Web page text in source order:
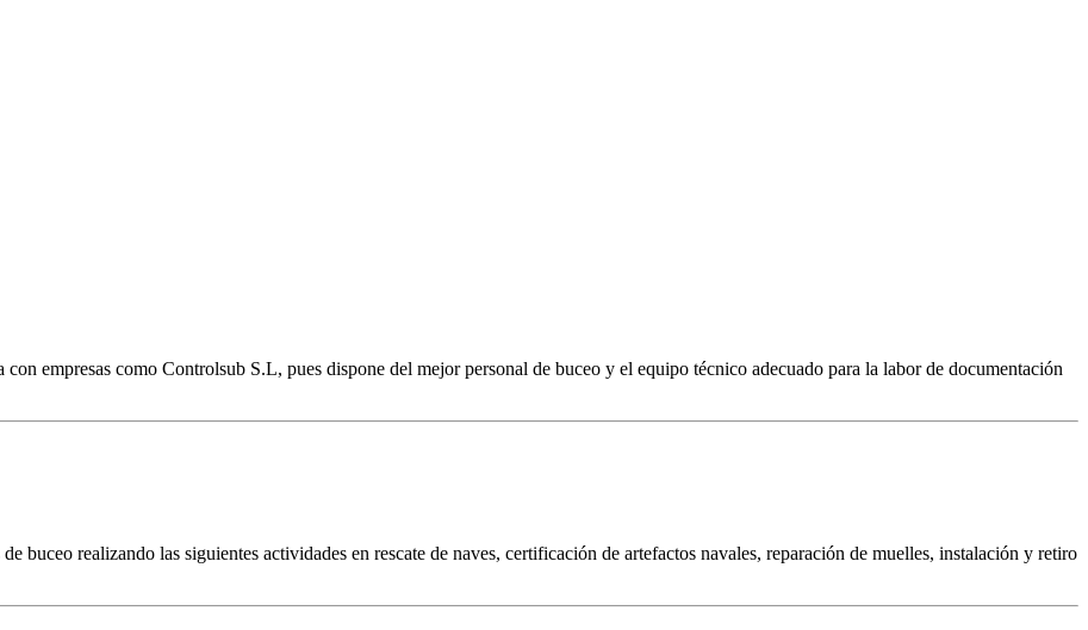
empresas como Controlsub S.L, pues dispone del mejor personal de buceo y el equipo técnico adecuado para la labor de documentación
buceo realizando las siguientes actividades en rescate de naves, certificación de artefactos navales, reparación de muelles, instalación y retiro